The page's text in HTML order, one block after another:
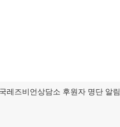
레즈비언상담소 후원자 명단 알림